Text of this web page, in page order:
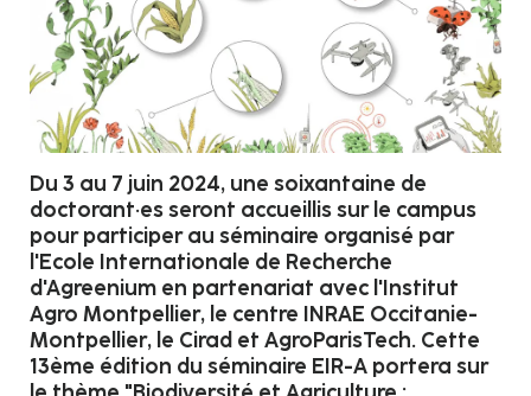
Du 3 au 7 juin 2024, une soixantaine de
doctorant·es seront accueillis sur le campus
pour participer au séminaire organisé par
l'Ecole Internationale de Recherche
d'Agreenium en partenariat avec l'Institut
Agro Montpellier, le centre INRAE Occitanie-
Montpellier, le Cirad et AgroParisTech. Cette
13ème édition du séminaire EIR-A portera sur